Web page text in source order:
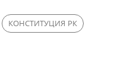
КОНСТИТУЦИЯ РК